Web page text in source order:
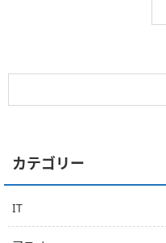
カテゴリー
IT